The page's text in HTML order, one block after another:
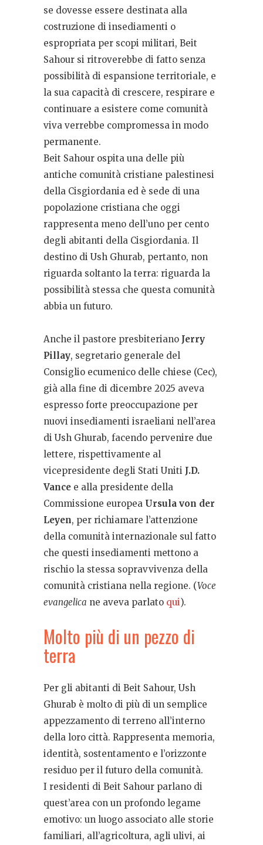
se dovesse essere destinata alla
costruzione di insediamenti o
espropriata per scopi militari, Beit
Sahour si ritroverebbe di fatto senza
possibilità di espansione territoriale, e
la sua capacità di crescere, respirare e
continuare a esistere come comunità
viva verrebbe compromessa in modo
permanente.
Beit Sahour ospita una delle più
antiche comunità cristiane palestinesi
della Cisgiordania ed è sede di una
popolazione cristiana che oggi
rappresenta meno dell’uno per cento
degli abitanti della Cisgiordania. Il
destino di Ush Ghurab, pertanto, non
riguarda soltanto la terra: riguarda la
possibilità stessa che questa comunità
abbia un futuro.
Anche il pastore presbiteriano Jerry
Pillay, segretario generale del
Consiglio ecumenico delle chiese (Cec),
già alla fine di dicembre 2025 aveva
espresso forte preoccupazione per
nuovi insediamenti israeliani nell’area
di Ush Ghurab, facendo pervenire due
lettere, rispettivamente al
vicepresidente degli Stati Uniti J.D.
Vance e alla presidente della
Commissione europea Ursula von der
Leyen, per richiamare l’attenzione
della comunità internazionale sul fatto
che questi insediamenti mettono a
rischio la stessa sopravvivenza della
comunità cristiana nella regione. (Voce
evangelica ne aveva parlato qui).
Molto più di un pezzo di
terra
Per gli abitanti di Beit Sahour, Ush
Ghurab è molto di più di un semplice
appezzamento di terreno all’interno
della loro città. Rappresenta memoria,
identità, sostentamento e l’orizzonte
residuo per il futuro della comunità.
I residenti di Beit Sahour parlano di
quest’area con un profondo legame
emotivo: un luogo associato alle storie
familiari, all’agricoltura, agli ulivi, ai